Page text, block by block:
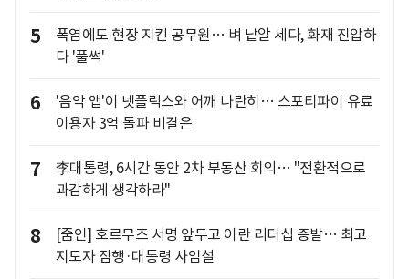
5
폭염에도 현장 지킨 공무원… 벼 낱알 세다, 화재 진압하
다 '풀썩'
6
'음악 앱'이 넷플릭스와 어깨 나란히… 스포티파이 유료
이용자 3억 돌파 비결은
7
李대통령, 6시간 동안 2차 부동산 회의… "전환적으로
과감하게 생각하라"
8
[줌인] 호르무즈 서명 앞두고 이란 리더십 증발… 최고
지도자 잠행·대통령 사임설